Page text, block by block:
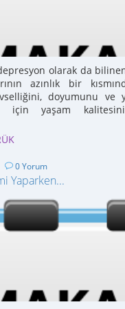
olarak da
azınlık bir
doyumunu ve
için yaşam
0 Yorum
Yaparken...